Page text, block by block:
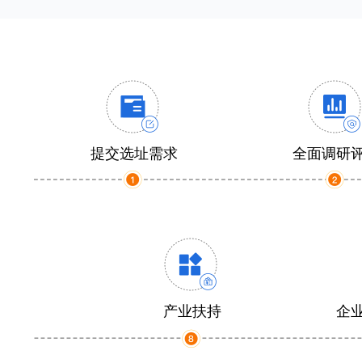
提交选址需求 全面调研
产业扶持 企